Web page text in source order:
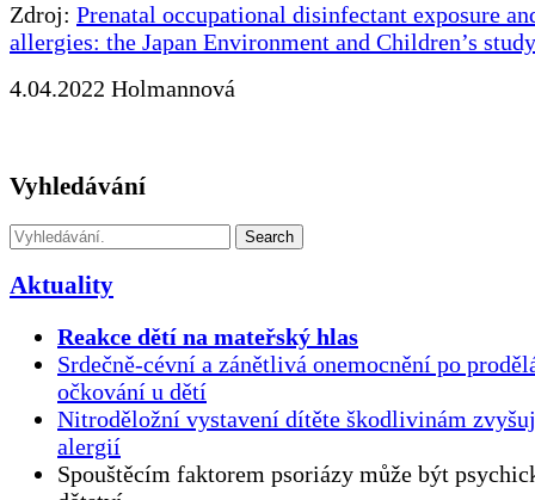
Zdroj: Prenatal occupational disinfectant exposure
allergies: the Japan Environment and Children’s study
4.04.2022 Holmannová
Vyhledávání
Search
Aktuality
Reakce dětí na mateřský hlas
Srdečně-cévní a zánětlivá onemocnění po
očkování u dětí
Nitroděložní vystavení dítěte škodlivinám
alergií
Spouštěcím faktorem psoriázy může být